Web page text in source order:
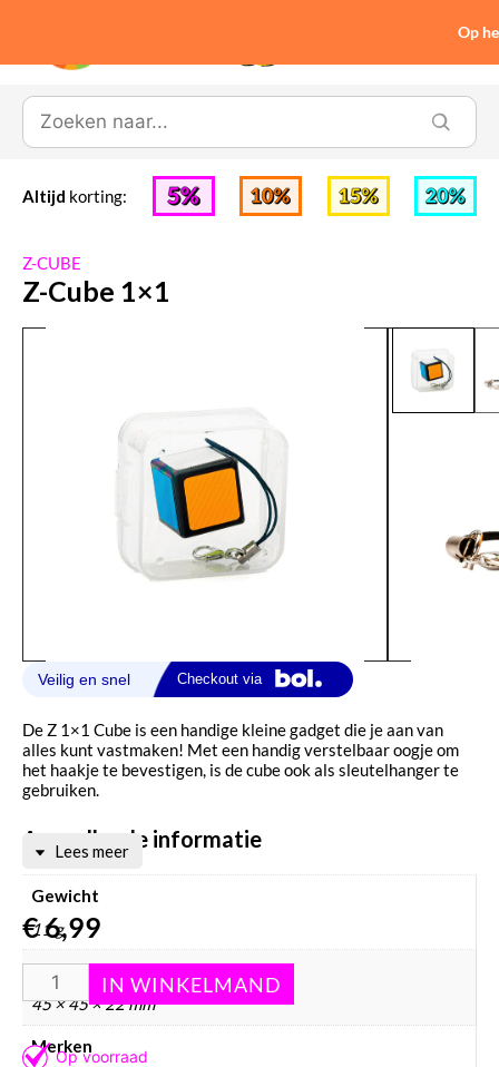
0
Altijd korting:
De Z 1×1 Cube is een handige kleine gadget die je aan van
alles kunt vastmaken! Met een handig verstelbaar oogje om
het haakje te bevestigen, is de cube ook als sleutelhanger te
gebruiken.
Aanvullende informatie
Gewicht
11 g
Afmetingen
45 × 45 × 22 mm
Merken
Lees meer
€6,99
Z-CUBE
Z-Cube 1×1
Op